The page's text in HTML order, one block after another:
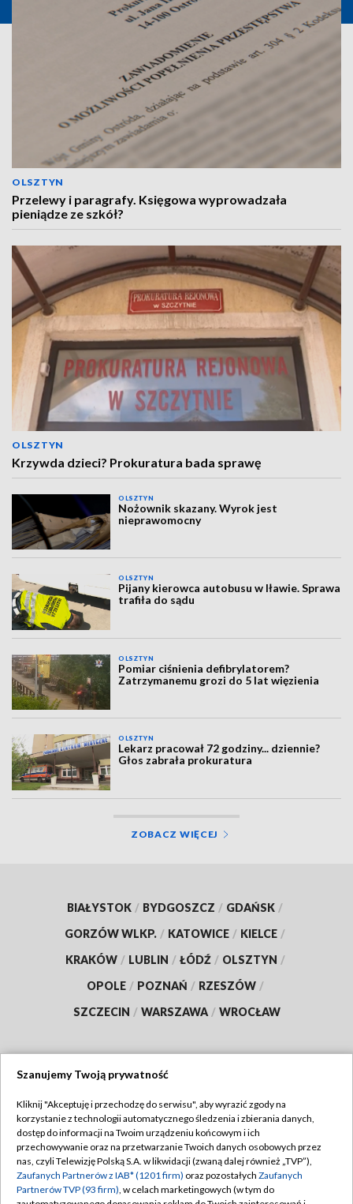
OLSZTYN
Przelewy i paragrafy. Księgowa wyprowadzała
pieniądze ze szkół?
OLSZTYN
Krzywda dzieci? Prokuratura bada sprawę
OLSZTYN
Nożownik skazany. Wyrok jest
nieprawomocny
OLSZTYN
Pijany kierowca autobusu w Iławie. Sprawa
trafiła do sądu
OLSZTYN
Pomiar ciśnienia defibrylatorem?
Zatrzymanemu grozi do 5 lat więzienia
OLSZTYN
Lekarz pracował 72 godziny... dziennie?
Głos zabrała prokuratura
ZOBACZ WIĘCEJ
BIAŁYSTOK / BYDGOSZCZ / GDAŃSK /
GORZÓW WLKP. / KATOWICE / KIELCE /
KRAKÓW / LUBLIN / ŁÓDŹ / OLSZTYN /
OPOLE / POZNAŃ / RZESZÓW /
SZCZECIN / WARSZAWA / WROCŁAW
TVP
Abonament TVP
Emisja w TVP
Centrum informacji TVP
Regulamin TVP
Polityka prywatności
Szanujemy Twoją prywatność
Kliknij "Akceptuję i przechodzę do serwisu", aby wyrazić zgody na
korzystanie z technologii automatycznego śledzenia i zbierania danych,
dostęp do informacji na Twoim urządzeniu końcowym i ich
przechowywanie oraz na przetwarzanie Twoich danych osobowych przez
nas, czyli Telewizję Polską S.A. w likwidacji (zwaną dalej również „TVP”),
Zaufanych Partnerów z IAB* (1201 firm) oraz pozostałych Zaufanych
Partnerów TVP (93 firm), w celach marketingowych (w tym do